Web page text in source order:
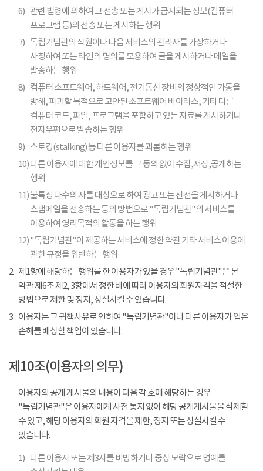
6) 관련 법령에 의하여 그 전송 또는 게시가 금지되는 정보(컴퓨터
프로그램 등)의 전송 또는 게시하는 행위
7) 독립기념관의 직원이나 다음 서비스의 관리자를 가장하거나
사칭하여 또는 타인의 명의를 모용하여 글을 게시하거나 메일을
발송하는 행위
8) 컴퓨터 소프트웨어, 하드웨어, 전기통신 장비의 정상적인 가동을
방해, 파괴할 목적으로 고안된 소프트웨어 바이러스, 기타 다른
컴퓨터 코드, 파일, 프로그램을 포함하고 있는 자료를 게시하거나
전자우편으로 발송하는 행위
9) 스토킹(stalking) 등 다른 이용자를 괴롭히는 행위
10)다른 이용자에 대한 개인정보를 그 동의 없이 수집,저장,공개하는
행위
11)불특정 다수의 자를 대상으로 하여 광고 또는 선전을 게시하거나
스팸메일을 전송하는 등의 방법으로 "독립기념관"의 서비스를
이용하여 영리목적의 활동을 하는 행위
12)"독립기념관"이 제공하는 서비스에 정한 약관 기타 서비스 이용에
관한 규정을 위반하는 행위
2 제1항에 해당하는 행위를 한 이용자가 있을 경우 "독립기념관"은 본
약관 제6조 제2, 3항에서 정한 바에 따라 이용자의 회원자격을 적절한
방법으로 제한 및 정지, 상실시킬 수 있습니다.
3 이용자는 그 귀책사유로 인하여 "독립기념관"이나 다른 이용자가 입은
손해를 배상할 책임이 있습니다.
제10조(이용자의 의무)
이용자의 공개 게시물의 내용이 다음 각 호에 해당하는 경우
"독립기념관"은 이용자에게 사전 통지 없이 해당 공개게시물을 삭제할
수 있고, 해당 이용자의 회원 자격을 제한, 정지 또는 상실시킬 수
있습니다.
1) 다른 이용자 또는 제3자를 비방하거나 중상 모략으로 명예를